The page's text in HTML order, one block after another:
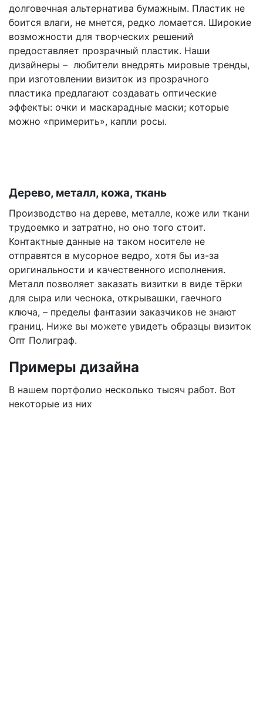
долговечная альтернатива бумажным. Пластик не
боится влаги, не мнется, редко ломается. Широкие
возможности для творческих решений
предоставляет прозрачный пластик. Наши
дизайнеры – любители внедрять мировые тренды,
при изготовлении визиток из прозрачного
пластика предлагают создавать оптические
эффекты: очки и маскарадные маски; которые
можно «примерить», капли росы.
Дерево, металл, кожа, ткань
Производство на дереве, металле, коже или ткани
трудоемко и затратно, но оно того стоит.
Контактные данные на таком носителе не
отправятся в мусорное ведро, хотя бы из-за
оригинальности и качественного исполнения.
Металл позволяет заказать визитки в виде тёрки
для сыра или чеснока, открывашки, гаечного
ключа, – пределы фантазии заказчиков не знают
границ. Ниже вы можете увидеть образцы визиток
Опт Полиграф.
Примеры дизайна
В нашем портфолио несколько тысяч работ. Вот
некоторые из них